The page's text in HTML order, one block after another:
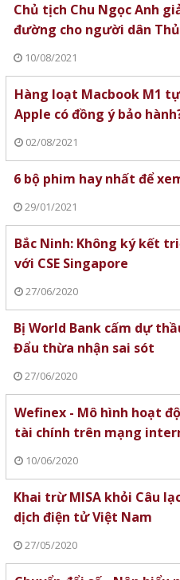
Chủ tịch Chu Ngọc Anh
đường cho người dân
10/08/2021
Hàng loạt Macbook M1
Apple có đồng ý bảo
02/08/2021
6 bộ phim hay nhất để
29/01/2021
Bắc Ninh: Không ký kết
với CSE Singapore
27/06/2020
Bị World Bank cấm dự
Đẩu thừa nhận sai sót
27/06/2020
Wefinex - Mô hình hoạt
tài chính trên mạng
10/06/2020
Khai trừ MISA khỏi Câu
dịch điện tử Việt Nam
27/05/2020